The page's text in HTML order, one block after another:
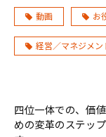
動画
お
経営／マネジメン
四位一体での、価
めの変革のステッ